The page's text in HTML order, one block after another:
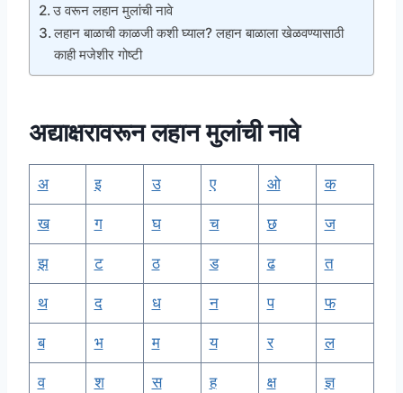
उ वरून लहान मुलांची नावे
लहान बाळाची काळजी कशी घ्याल? लहान बाळाला खेळवण्यासाठी
काही मजेशीर गोष्टी
अद्याक्षरावरूनलहानमुलांची नावे
अ इ उ ए ओ क
ख ग घ च छ ज
झ ट ठ ड ढ त
थ द ध न प फ
ब भ म य र ल
व श स ह क्ष ज्ञ